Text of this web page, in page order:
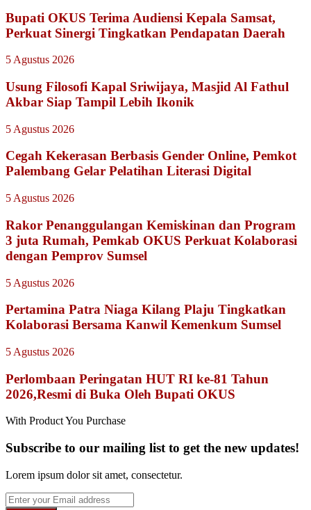
Bupati OKUS Terima Audiensi Kepala Samsat,
Perkuat Sinergi Tingkatkan Pendapatan Daerah
5 Agustus 2026
Usung Filosofi Kapal Sriwijaya, Masjid Al Fathul
Akbar Siap Tampil Lebih Ikonik
5 Agustus 2026
Cegah Kekerasan Berbasis Gender Online, Pemkot
Palembang Gelar Pelatihan Literasi Digital
5 Agustus 2026
Rakor Penanggulangan Kemiskinan dan Program
3 juta Rumah, Pemkab OKUS Perkuat Kolaborasi
dengan Pemprov Sumsel
5 Agustus 2026
Pertamina Patra Niaga Kilang Plaju Tingkatkan
Kolaborasi Bersama Kanwil Kemenkum Sumsel
5 Agustus 2026
Perlombaan Peringatan HUT RI ke-81 Tahun
2026,Resmi di Buka Oleh Bupati OKUS
With Product You Purchase
Subscribe to our mailing list to get the new updates!
Lorem ipsum dolor sit amet, consectetur.
Enter